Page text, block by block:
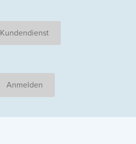
Kundendienst
Anmelden